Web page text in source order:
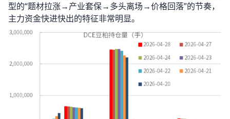
型的“题材拉涨→产业套保→多头离场→价格回落”的节奏，
主力资金快进快出的特征非常明显。